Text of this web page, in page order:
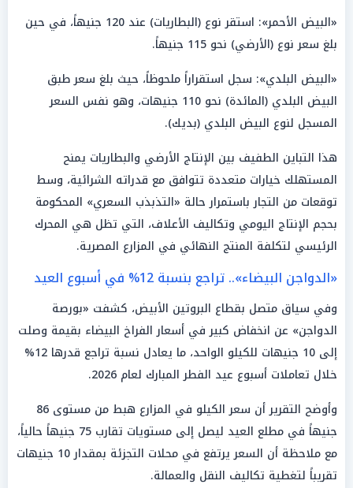
«البيض الأحمر»: استقر نوع (البطاريات) عند 120 جنيهاً، في حين
بلغ سعر نوع (الأرضي) نحو 115 جنيهاً.
«البيض البلدي»: سجل استقراراً ملحوظاً، حيث بلغ سعر طبق
البيض البلدي (المائدة) نحو 110 جنيهات، وهو نفس السعر
المسجل لنوع البيض البلدي (بديك).
هذا التباين الطفيف بين الإنتاج الأرضي والبطاريات يمنح
المستهلك خيارات متعددة تتوافق مع قدراته الشرائية، وسط
توقعات من التجار باستمرار حالة «التذبذب السعري» المحكومة
بحجم الإنتاج اليومي وتكاليف الأعلاف، التي تظل هي المحرك
الرئيسي لتكلفة المنتج النهائي في المزارع المصرية.
«الدواجن البيضاء».. تراجع بنسبة 12% في أسبوع العيد
وفي سياق متصل بقطاع البروتين الأبيض، كشفت «بورصة
الدواجن» عن انخفاض كبير في أسعار الفراخ البيضاء بقيمة وصلت
إلى 10 جنيهات للكيلو الواحد، ما يعادل نسبة تراجع قدرها 12%
خلال تعاملات أسبوع عيد الفطر المبارك لعام 2026.
وأوضح التقرير أن سعر الكيلو في المزارع هبط من مستوى 86
جنيهاً في مطلع العيد ليصل إلى مستويات تقارب 75 جنيهاً حالياً،
مع ملاحظة أن السعر يرتفع في محلات التجزئة بمقدار 10 جنيهات
تقريباً لتغطية تكاليف النقل والعمالة.